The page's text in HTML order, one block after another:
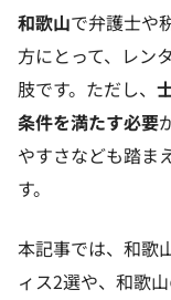
和歌山で弁護士や
方にとって、レン
肢です。ただし、
条件を満たす必要
やすさなども踏ま
す。
本記事では、和歌
ィス2選や、和歌